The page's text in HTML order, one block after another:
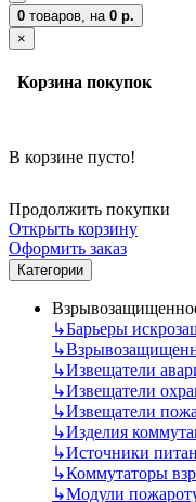
0 товаров, на 0 р.
×
Корзина покупок
В корзине пусто!
Продолжить покупки
Открыть корзину
Оформить заказ
Категории
↳Барьеры
↳
↳Извещатели
↳Извещатели
↳Извещатели
↳Изделия
↳Источники
↳Коммутаторы
↳Модули